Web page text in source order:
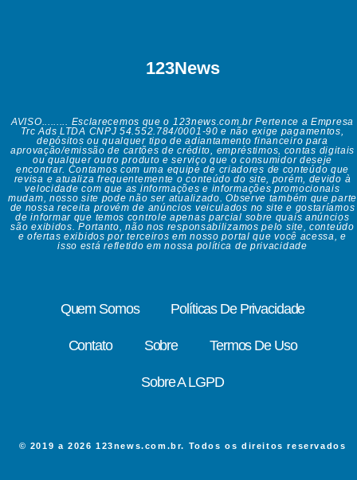
123News
AVISO......... Esclarecemos que o 123news.com.br Pertence a Empresa
Trc Ads LTDA CNPJ 54.552.784/0001-90 e não exige pagamentos,
depósitos ou qualquer tipo de adiantamento financeiro para
aprovação/emissão de cartões de crédito, empréstimos, contas digitais
ou qualquer outro produto e serviço que o consumidor deseje
encontrar. Contamos com uma equipe de criadores de conteúdo que
revisa e atualiza frequentemente o conteúdo do site, porém, devido à
velocidade com que as informações e informações promocionais
mudam, nosso site pode não ser atualizado. Observe também que parte
de nossa receita provém de anúncios veiculados no site e gostaríamos
de informar que temos controle apenas parcial sobre quais anúncios
são exibidos. Portanto, não nos responsabilizamos pelo site, conteúdo
e ofertas exibidos por terceiros em nosso portal que você acessa, e
isso está refletido em nossa política de privacidade
Quem Somos Políticas De Privacidade
Contato Sobre Termos De Uso
Sobre A LGPD
© 2019 a 2026 123news.com.br. Todos os direitos reservados